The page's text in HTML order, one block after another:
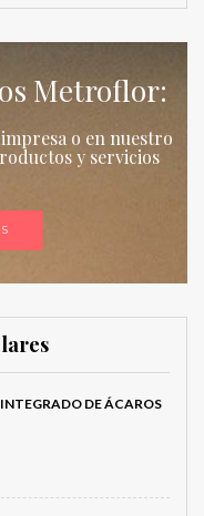
Metroflor:
o en nuestro
y servicios
DE ÁCAROS